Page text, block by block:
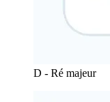
D - Ré majeur